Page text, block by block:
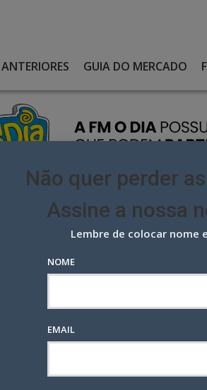
ANTERIORES GUIA DO MERCADO
LICITAÇÃO E CONVOCA PUBLICITÁRIOS
e convoca
Google+ LinkedIn Pinterest
Não quer perder
Assine a nossa
Lembre de colocar nome
NOME
EMAIL